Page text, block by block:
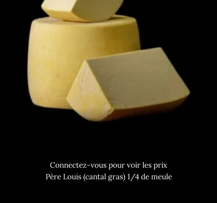
Connectez-vous pour voir les prix
Père Louis (cantal gras) 1/4 de meule